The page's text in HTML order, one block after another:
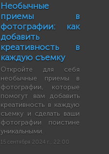
Необычные
приемы в
фотографии: как
добавить
креативность в
каждую съемку
Откройте для себя
необычные приемы в
фотографии, которые
помогут вам добавить
креативность в каждую
съемку и сделать ваши
фотографии поистине
уникальными.
15 сентября 2024 г., 22:00